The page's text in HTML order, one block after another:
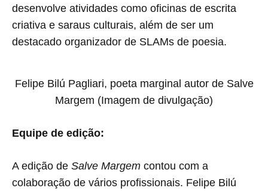
PRÉ-
NA
FLIA
desenvolve atividades como oficinas de escrita
criativa e saraus culturais, além de ser um
destacado organizador de SLAMs de poesia.
Felipe Bilú Pagliari, poeta marginal autor de Salve
Margem (Imagem de divulgação)
Equipe de edição:
A edição de Salve Margem contou com a
colaboração de vários profissionais. Felipe Bilú